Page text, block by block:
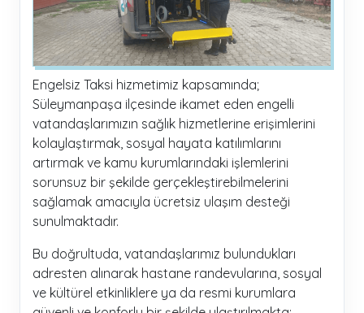
Engelsiz Taksi hizmetimiz kapsamında;
Süleymanpaşa ilçesinde ikamet eden engelli
vatandaşlarımızın sağlık hizmetlerine erişimlerini
kolaylaştırmak, sosyal hayata katılımlarını
artırmak ve kamu kurumlarındaki işlemlerini
sorunsuz bir şekilde gerçekleştirebilmelerini
sağlamak amacıyla ücretsiz ulaşım desteği
sunulmaktadır.
Bu doğrultuda, vatandaşlarımız bulundukları
adresten alınarak hastane randevularına, sosyal
ve kültürel etkinliklere ya da resmi kurumlara